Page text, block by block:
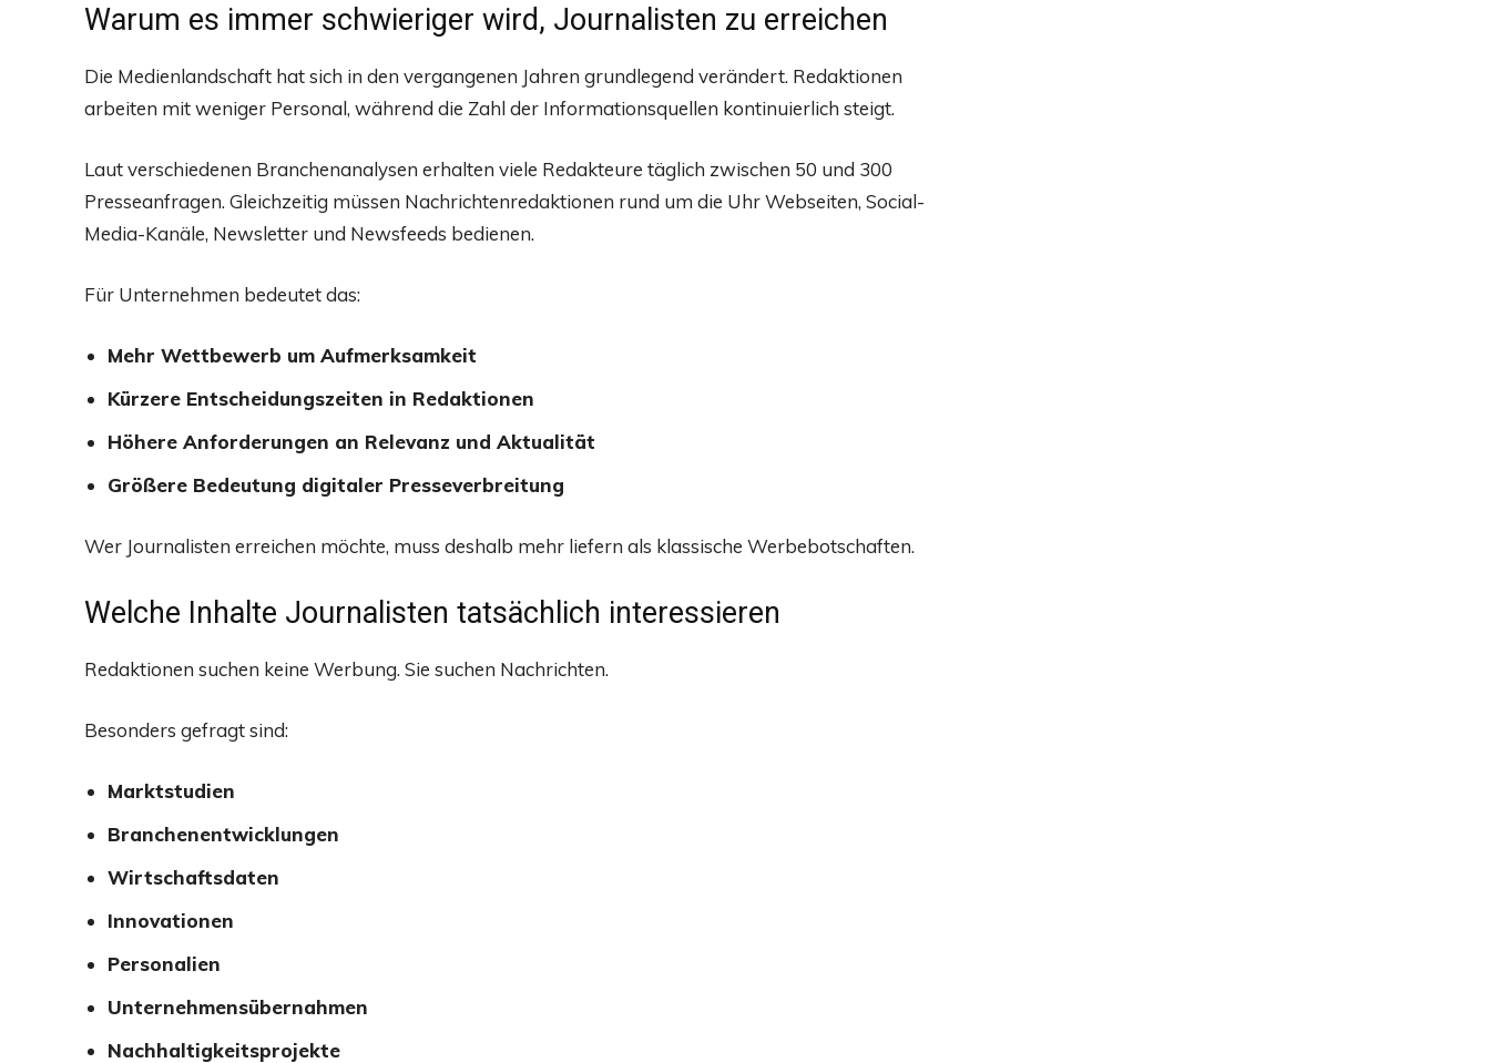
Warum es immer schwieriger wird, Journalisten zu erreichen
Die Medienlandschaft hat sich in den vergangenen Jahren grundlegend verändert. Redaktionen
arbeiten mit weniger Personal, während die Zahl der Informationsquellen kontinuierlich steigt.
Laut verschiedenen Branchenanalysen erhalten viele Redakteure täglich zwischen 50 und 300
Presseanfragen. Gleichzeitig müssen Nachrichtenredaktionen rund um die Uhr Webseiten, Social-
Media-Kanäle, Newsletter und Newsfeeds bedienen.
Für Unternehmen bedeutet das:
Mehr Wettbewerb um Aufmerksamkeit
Kürzere Entscheidungszeiten in Redaktionen
Höhere Anforderungen an Relevanz und Aktualität
Größere Bedeutung digitaler Presseverbreitung
Wer Journalisten erreichen möchte, muss deshalb mehr liefern als klassische Werbebotschaften.
Welche Inhalte Journalisten tatsächlich interessieren
Redaktionen suchen keine Werbung. Sie suchen Nachrichten.
Besonders gefragt sind:
Marktstudien
Branchenentwicklungen
Wirtschaftsdaten
Innovationen
Personalien
Unternehmensübernahmen
Nachhaltigkeitsprojekte